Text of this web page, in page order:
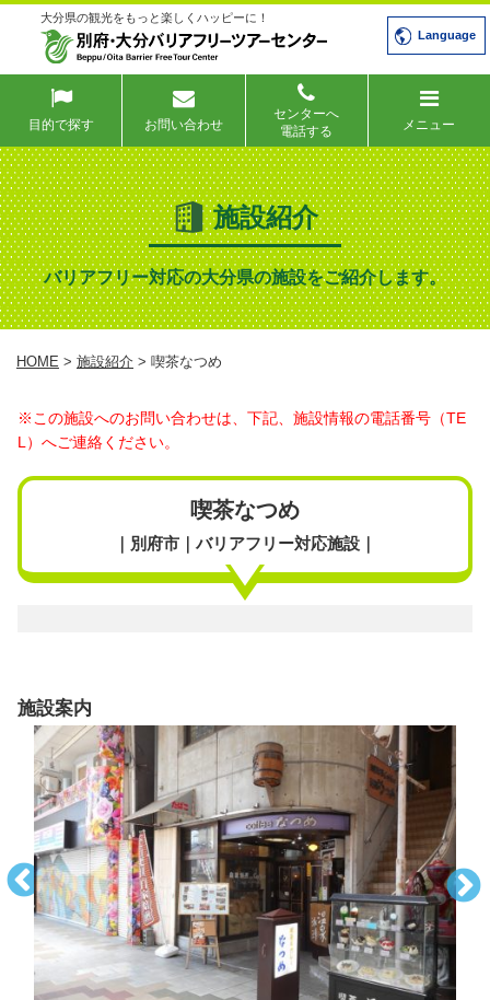
大分県の観光をもっと楽しくハッピーに！
Language
目的で探す お問い合わせ
センターへ
電話する
メニュー
施設紹介
バリアフリー対応の大分県の施設をご紹介します。
HOME > 施設紹介 > 喫茶なつめ
※この施設へのお問い合わせは、下記、施設情報の電話番号（TE
L）へご連絡ください。
喫茶なつめ
｜別府市｜バリアフリー対応施設｜
施設案内